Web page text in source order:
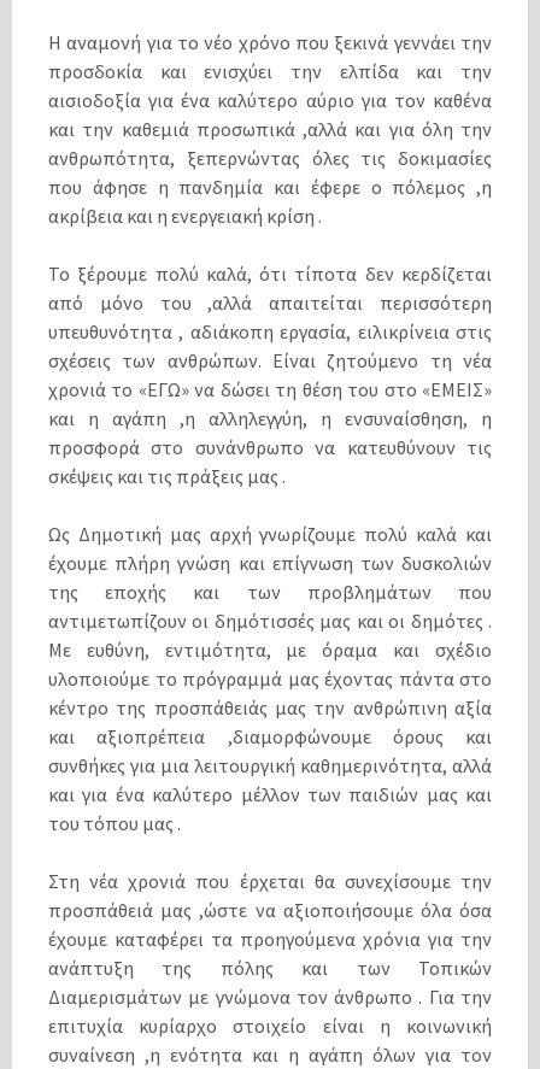
Η αναμονή για το νέο χρόνο που ξεκινά γεννάει την
προσδοκία και ενισχύει την ελπίδα και την
αισιοδοξία για ένα καλύτερο αύριο για τον καθένα
και την καθεμιά προσωπικά ,αλλά και για όλη την
ανθρωπότητα, ξεπερνώντας όλες τις δοκιμασίες
που άφησε η πανδημία και έφερε ο πόλεμος ,η
ακρίβεια και η ενεργειακή κρίση .
Το ξέρουμε πολύ καλά, ότι τίποτα δεν κερδίζεται
από μόνο του ,αλλά απαιτείται περισσότερη
υπευθυνότητα , αδιάκοπη εργασία, ειλικρίνεια στις
σχέσεις των ανθρώπων. Είναι ζητούμενο τη νέα
χρονιά το «ΕΓΩ» να δώσει τη θέση του στο «ΕΜΕΙΣ»
και η αγάπη ,η αλληλεγγύη, η ενσυναίσθηση, η
προσφορά στο συνάνθρωπο να κατευθύνουν τις
σκέψεις και τις πράξεις μας .
Ως Δημοτική μας αρχή γνωρίζουμε πολύ καλά και
έχουμε πλήρη γνώση και επίγνωση των δυσκολιών
της εποχής και των προβλημάτων που
αντιμετωπίζουν οι δημότισσές μας και οι δημότες .
Με ευθύνη, εντιμότητα, με όραμα και σχέδιο
υλοποιούμε το πρόγραμμά μας έχοντας πάντα στο
κέντρο της προσπάθειάς μας την ανθρώπινη αξία
και αξιοπρέπεια ,διαμορφώνουμε όρους και
συνθήκες για μια λειτουργική καθημερινότητα, αλλά
και για ένα καλύτερο μέλλον των παιδιών μας και
του τόπου μας .
Στη νέα χρονιά που έρχεται θα συνεχίσουμε την
προσπάθειά μας ,ώστε να αξιοποιήσουμε όλα όσα
έχουμε καταφέρει τα προηγούμενα χρόνια για την
ανάπτυξη της πόλης και των Τοπικών
Διαμερισμάτων με γνώμονα τον άνθρωπο . Για την
επιτυχία κυρίαρχο στοιχείο είναι η κοινωνική
συναίνεση ,η ενότητα και η αγάπη όλων για τον